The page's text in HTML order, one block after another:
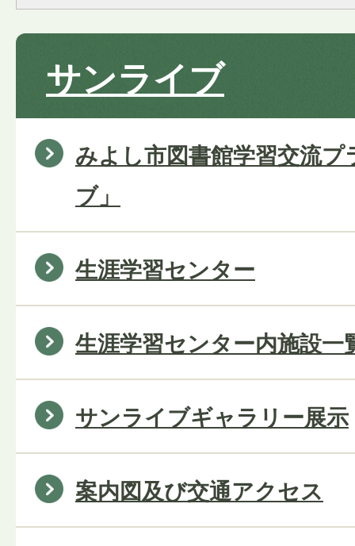
サンライブ
みよし市図書館学習交流
ブ」
生涯学習センター
生涯学習センター内施設一
サンライブギャラリー展示
案内図及び交通アクセス